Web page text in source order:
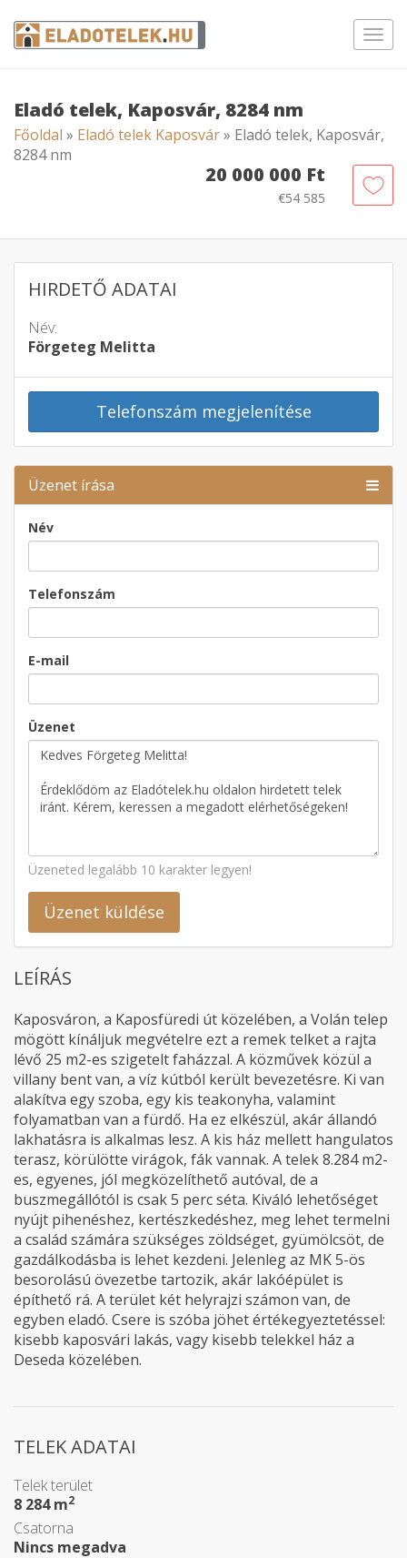
Eladó telek, Kaposvár, 8284 nm
Főoldal » Eladó telek Kaposvár» Eladó telek, Kaposvár,
8284 nm
20 000 000 Ft
€54 585
HIRDETŐ ADATAI
Név:
Förgeteg Melitta
Telefonszám megjelenítése
Üzenet írása
Név
Telefonszám
E-mail
Üzenet
Üzeneted legalább 10 karakter legyen!
Üzenet küldése
LEÍRÁS
Kaposváron, a Kaposfüredi út közelében, a Volán telep
mögött kínáljuk megvételre ezt a remek telket a rajta
lévő 25 m2-es szigetelt faházzal. A közművek közül a
villany bent van, a víz kútból került bevezetésre. Ki van
alakítva egy szoba, egy kis teakonyha, valamint
folyamatban van a fürdő. Ha ez elkészül, akár állandó
lakhatásra is alkalmas lesz. A kis ház mellett hangulatos
terasz, körülötte virágok, fák vannak. A telek 8.284 m2-
es, egyenes, jól megközelíthető autóval, de a
buszmegállótól is csak 5 perc séta. Kiváló lehetőséget
nyújt pihenéshez, kertészkedéshez, meg lehet termelni
a család számára szükséges zöldséget, gyümölcsöt, de
gazdálkodásba is lehet kezdeni. Jelenleg az MK 5-ös
besorolású övezetbe tartozik, akár lakóépület is
építhető rá. A terület két helyrajzi számon van, de
egyben eladó. Csere is szóba jöhet értékegyeztetéssel:
kisebb kaposvári lakás, vagy kisebb telekkel ház a
Deseda közelében.
TELEK ADATAI
Telek terület
8 284 m2
Csatorna
Nincs megadva